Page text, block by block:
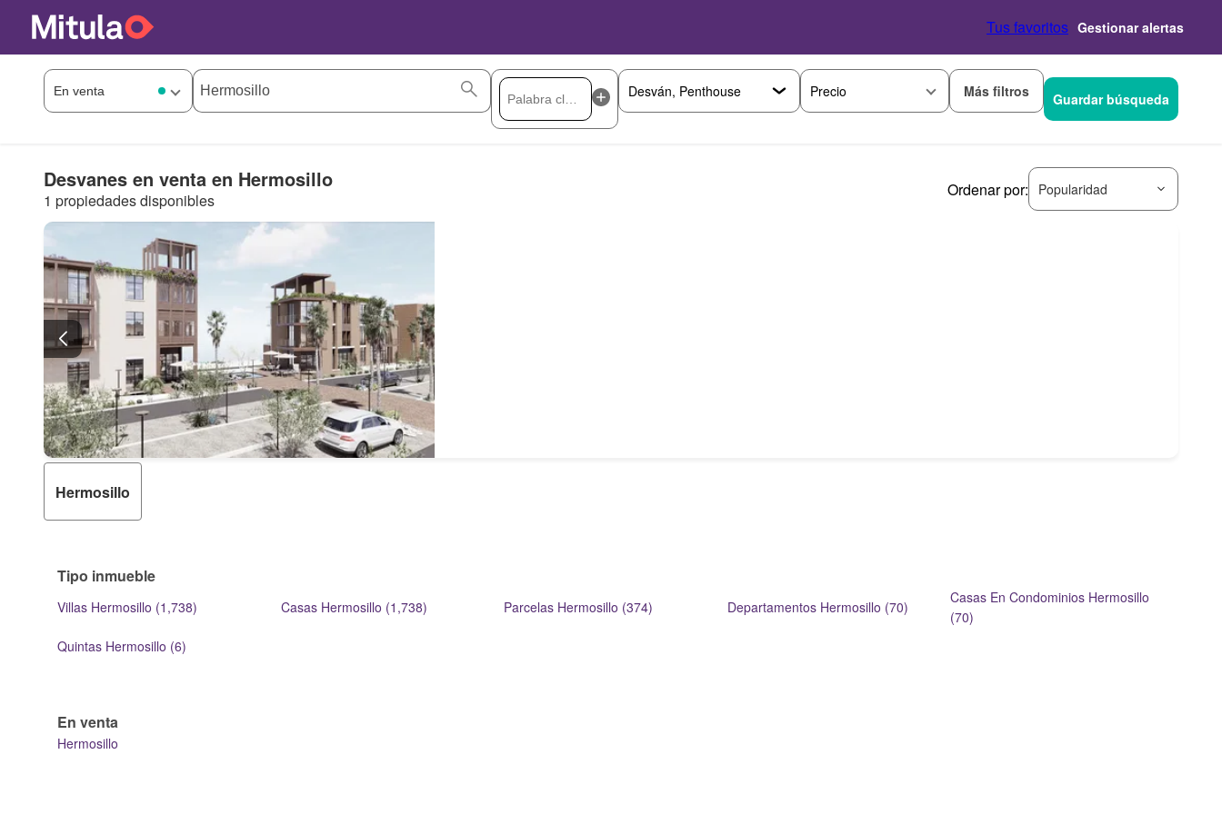
Tus favoritos Gestionar alertas
Precio Más filtros Guardar búsqueda
Desvanes en venta en Hermosillo
1 propiedades disponibles
Ordenar por: Popularidad
Hermosillo
Tipo inmueble
Villas Hermosillo (1,738) Casas Hermosillo (1,738) Parcelas Hermosillo (374) Departamentos Hermosillo (70)
Casas En Condominios Hermosillo
(70)
Quintas Hermosillo (6)
En venta
Hermosillo